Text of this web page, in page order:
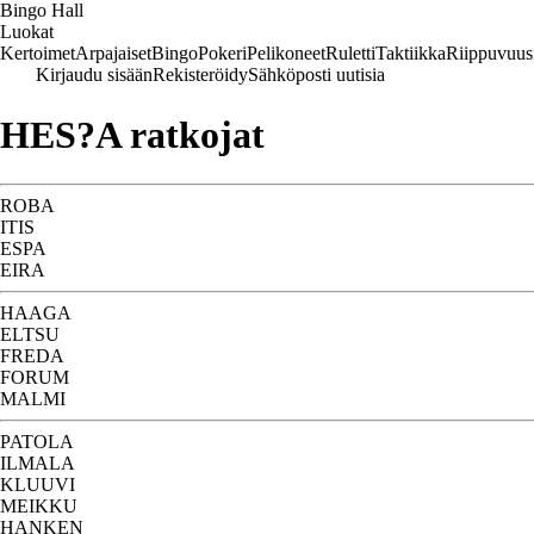
Bingo Hall
Luokat
KertoimetArpajaisetBingoPokeriPelikoneetRulettiTaktiikkaRiippuvuus
Kirjaudu sisäänRekisteröidySähköposti uutisia
HES?A ratkojat
ROBA
ITIS
ESPA
EIRA
HAAGA
ELTSU
FREDA
FORUM
MALMI
PATOLA
ILMALA
KLUUVI
MEIKKU
HANKEN